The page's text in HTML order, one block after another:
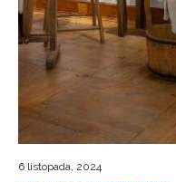
6 listopada, 2024